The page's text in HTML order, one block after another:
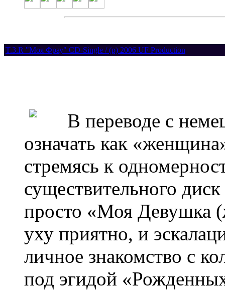
T.3.R "Моя Фрау" CD-Single / (p) 2006 UF Production
В переводе с
означать как
стремясь к
существительного
просто «Моя Девушка
уху приятно, и
личное знакомство с
под эгидой